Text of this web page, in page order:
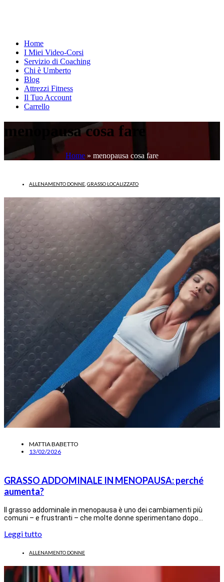
Home
I Miei Video-Corsi
Servizio di Coaching
Chi è Umberto
Blog
Attrezzi Fitness
Il Tuo Account
Carrello
menopausa cosa fare
Home » menopausa cosa fare
ALLENAMENTO DONNE GRASSO LOCALIZZATO
MATTIA BABETTO
13/02/2026
GRASSO ADDOMINALE IN MENOPAUSA: perché
aumenta?
Il grasso addominale in menopausa è uno dei cambiamenti più
comuni – e frustranti – che molte donne sperimentano dopo…
Leggi tutto
ALLENAMENTO DONNE